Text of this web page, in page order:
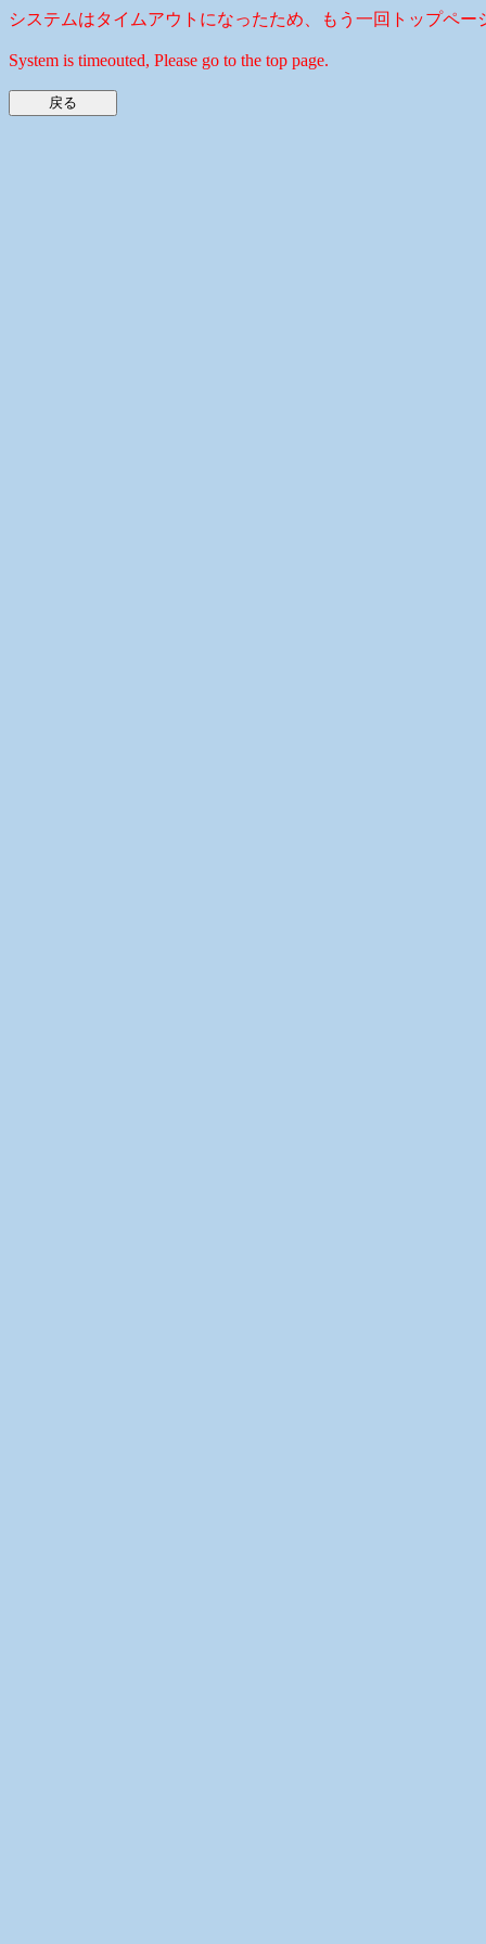
システムはタイムアウトになったため、もう一回トップペー
System is timeouted, Please go to the top page.